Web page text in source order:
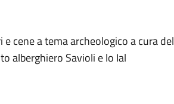
cene a tema archeologico a cura del
alberghiero Savioli e lo Ial